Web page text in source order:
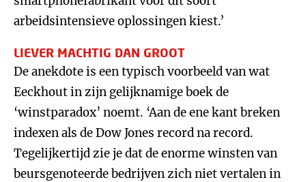
arbeidsintensieve oplossingen kiest.’
LIEVER MACHTIG DAN GROOT
De anekdote is een typisch voorbeeld van wat
Eeckhout in zijn gelijknamige boek de
‘winstparadox’ noemt. ‘Aan de ene kant breken
indexen als de Dow Jones record na record.
Tegelijkertijd zie je dat de enorme winsten van
beursgenoteerde bedrijven zich niet vertalen in